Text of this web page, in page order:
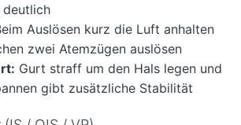
deutlich
Auslösen kurz die Luft anhalten
zwei Atemzügen auslösen
Gurt straff um den Hals legen und
gibt zusätzliche Stabilität